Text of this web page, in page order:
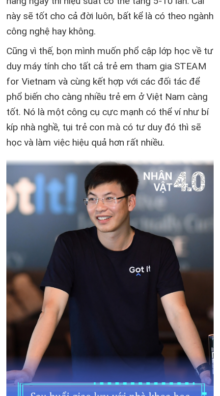
này sẽ tốt cho cả đời luôn, bất kể là có theo ngành
công nghệ hay không.
Cũng vì thế, bọn mình muốn phổ cập lớp học về tư
duy máy tính cho tất cả trẻ em tham gia STEAM
for Vietnam và cùng kết hợp với các đối tác để
phổ biến cho càng nhiều trẻ em ở Việt Nam càng
tốt. Nó là một công cụ cực mạnh có thể ví như bí
kíp nhà nghề, tụi trẻ con mà có tư duy đó thì sẽ
học và làm việc hiệu quả hơn rất nhiều.